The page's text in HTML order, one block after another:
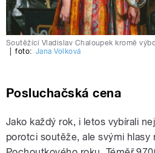
Soutěžící Vladislav Chaloupek kromě
foto: Jana Volková
Posluchačská cena
Jako každý rok, i letos vybírali
porotci soutěže, ale svými hlasy